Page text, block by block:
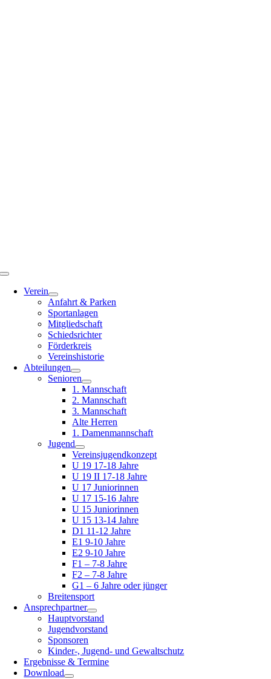
Toggle
NavigationVerein
Anfahrt & Parken
Sportanlagen
Mitgliedschaft
Schiedsrichter
Förderkreis
Vereinshistorie
Abteilungen
Senioren
1. Mannschaft
2. Mannschaft
3. Mannschaft
Alte Herren
1. Damenmannschaft
Jugend
Vereinsjugendkonzept
U 19 17-18 Jahre
U 19 II 17-18 Jahre
U 17 Juniorinnen
U 17 15-16 Jahre
U 15 Juniorinnen
U 15 13-14 Jahre
D1 11-12 Jahre
E1 9-10 Jahre
E2 9-10 Jahre
F1 – 7-8 Jahre
F2 – 7-8 Jahre
G1 – 6 Jahre oder jünger
Breitensport
Ansprechpartner
Hauptvorstand
Jugendvorstand
Sponsoren
Kinder-, Jugend- und Gewaltschutz
Ergebnisse & Termine
Download